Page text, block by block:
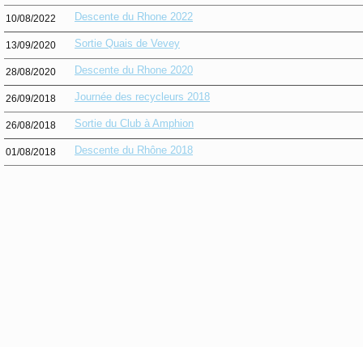
10/08/2022 Descente du Rhone 2022
13/09/2020 Sortie Quais de Vevey
28/08/2020 Descente du Rhone 2020
26/09/2018 Journée des recycleurs 2018
26/08/2018 Sortie du Club à Amphion
01/08/2018 Descente du Rhône 2018